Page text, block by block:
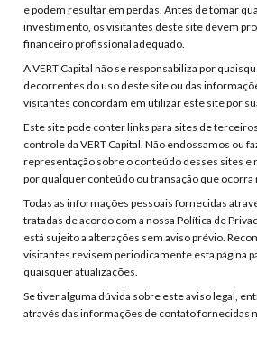
e podem resultar em perdas. Antes de tomar
investimento, os visitantes deste site devem
financeiro profissional adequado.
A VERT Capital não se responsabiliza por
decorrentes do uso deste site ou das
visitantes concordam em utilizar este site por
Este site pode conter links para sites de
controle da VERT Capital. Não endossamos ou
representação sobre o conteúdo desses sites e
por qualquer conteúdo ou transação que ocorra
Todas as informações pessoais fornecidas
tratadas de acordo com a nossa Política de
está sujeito a alterações sem aviso prévio.
visitantes revisem periodicamente esta página
quaisquer atualizações.
Se tiver alguma dúvida sobre este aviso legal,
através das informações de contato fornecidas